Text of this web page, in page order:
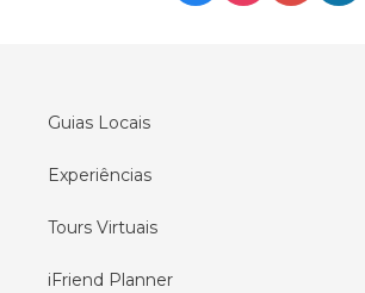
Guias Locais
Experiências
Tours Virtuais
iFriend Planner